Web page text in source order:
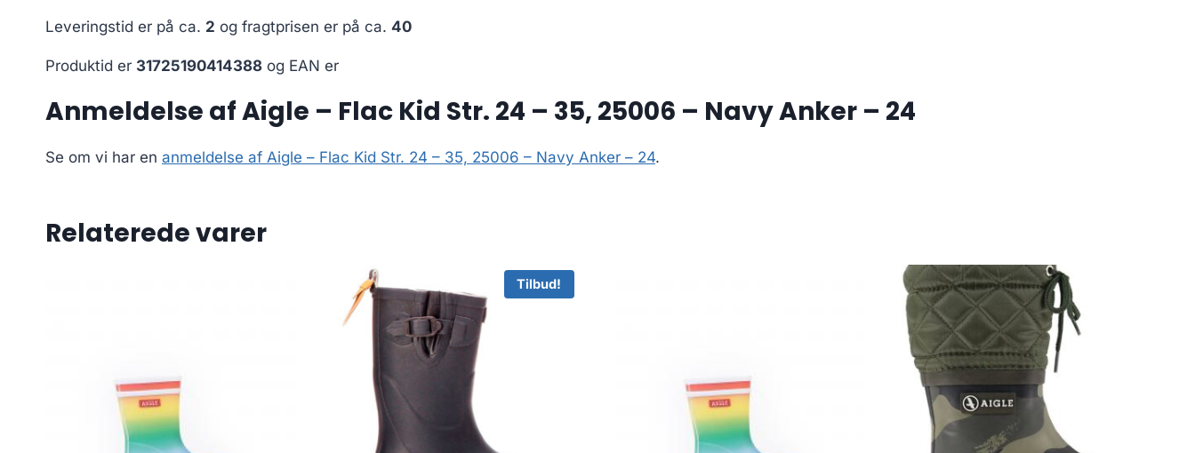
Leveringstid er på ca. 2 og fragtprisen er på ca. 40
Produktid er 31725190414388 og EAN er
Anmeldelse af Aigle – Flac Kid Str. 24 – 35, 25006 – Navy Anker – 24
Se om vi har en anmeldelse af Aigle – Flac Kid Str. 24 – 35, 25006 – Navy Anker – 24.
Relaterede varer
Tilbud!